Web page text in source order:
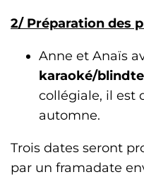
2/ Préparation des
Anne et Anaïs
karaoké/
collégiale, il est
automne.
Trois dates seront
par un framadate